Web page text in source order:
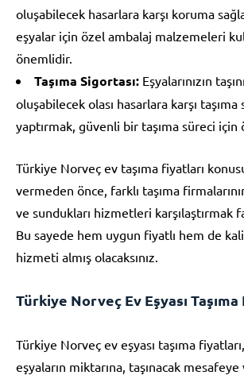
oluşabilecek hasarlara karşı koruma
eşyalar için özel ambalaj malzemeleri
önemlidir.
Taşıma Sigortası: Eşyalarınızın
oluşabilecek olası hasarlara karşı taşıma
yaptırmak, güvenli bir taşıma süreci için
Türkiye Norveç ev taşıma fiyatları
vermeden önce, farklı taşıma
ve sundukları hizmetleri karşılaştırmak
Bu sayede hem uygun fiyatlı hem de
hizmeti almış olacaksınız.
Türkiye Norveç Ev Eşyası Taşıma
Türkiye Norveç ev eşyası taşıma
eşyaların miktarına, taşınacak